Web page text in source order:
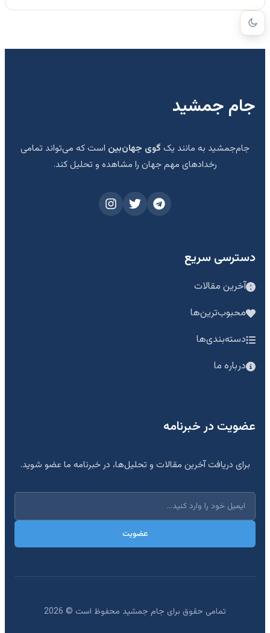
جام جمشید
جام‌جمشید به مانند یک گوی جهان‌بین است که می‌تواند تمامی
رخدادهای مهم جهان را مشاهده و تحلیل کند.
دسترسی سریع
آخرین مقالات
محبوب‌ترین‌ها
دسته‌بندی‌ها
درباره ما
عضویت در خبرنامه
برای دریافت آخرین مقالات و تحلیل‌ها، در خبرنامه ما عضو شوید.
عضویت
تمامی حقوق برای جام جمشید محفوظ است © 2026